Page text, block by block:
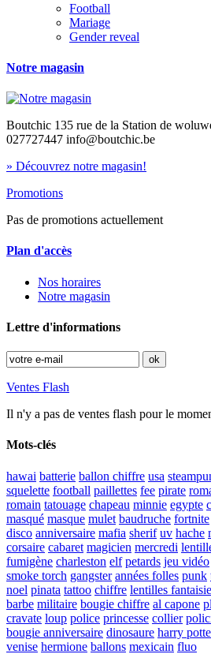
Football
Mariage
Gender reveal
Notre magasin
Boutchic 135 rue de la Station de
027727447 info@boutchic.be
» Découvrez notre magasin!
Promotions
Pas de promotions actuellement
Plan d'accès
Nos horaires
Notre magasin
Lettre d'informations
Ventes Flash
Il n'y a pas de ventes flash pour le
Mots-clés
hawai batterie ballon chiffre usa
squelette football paillettes fee pirate
romain tatouage chapeau minnie egypte
masqué masque mulet baudruche fortnite
disco anniversaire mafia sherif uv hache
corsaire cabaret magicien mercredi
fumigène charleston elf petards jeu vidéo
smoke torch gangster années folles punk
noel pinata tattoo chiffre lentilles
barbe militaire bougie chiffre al capone
cravate loup police princesse collier
bougie anniversaire dinosaure harry
venise hermione ballons mexicain fluo